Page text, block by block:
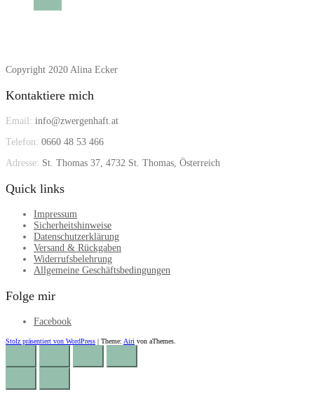
Copyright 2020 Alina Ecker
Kontaktiere mich
Email: info@zwergenhaft.at
Telefon: 0660 48 53 466
Adresse: St. Thomas 37, 4732 St. Thomas, Österreich
Quick links
Impressum
Sicherheitshinweise
Datenschutzerklärung
Versand & Rückgaben
Widerrufsbelehrung
Allgemeine Geschäftsbedingungen
Folge mir
Facebook
Stolz präsentiert von WordPress | Theme: Airi von aThemes.